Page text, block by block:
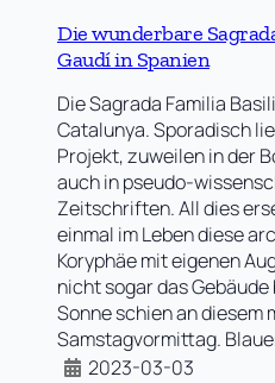
Die wunderbare
Gaudí in Spanien
Die Sagrada Familia
Catalunya. Sporadisch
Projekt, zuweilen in der
auch in pseudo-
Zeitschriften. All dies
einmal im Leben diese
Koryphäe mit eigenen
nicht sogar das
Sonne schien an diesem
Samstagvormittag.
2023-03-03